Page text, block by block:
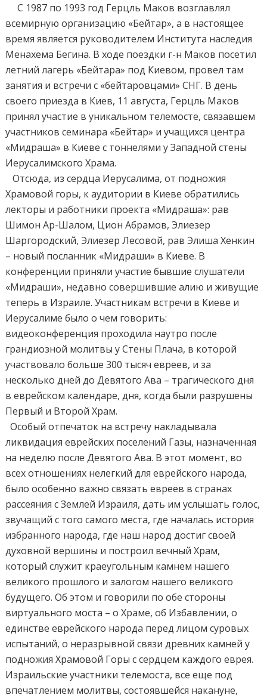
С 1987 по 1993 год Герцль Маков возглавлял
всемирную организацию «Бейтар», а в настоящее
время является руководителем Института наследия
Менахема Бегина. В ходе поездки г-н Маков посетил
летний лагерь «Бейтара» под Киевом, провел там
занятия и встречи с «бейтаровцами» СНГ. В день
своего приезда в Киев, 11 августа, Герцль Маков
принял участие в уникальном телемосте, связавшем
участников семинара «Бейтар» и учащихся центра
«Мидраша» в Киеве с тоннелями у Западной стены
Иерусалимского Храма.
Отсюда, из сердца Иерусалима, от подножия
Храмовой горы, к аудитории в Киеве обратились
лекторы и работники проекта «Мидраша»: рав
Шимон Ар-Шалом, Цион Абрамов, Элиезер
Шаргородский, Элиезер Лесовой, рав Элиша Хенкин
– новый посланник «Мидраши» в Киеве. В
конференции приняли участие бывшие слушатели
«Мидраши», недавно совершившие алию и живущие
теперь в Израиле. Участникам встречи в Киеве и
Иерусалиме было о чем говорить:
видеоконференция проходила наутро после
грандиозной молитвы у Стены Плача, в которой
участвовало больше 300 тысяч евреев, и за
несколько дней до Девятого Ава – трагического дня
в еврейском календаре, дня, когда были разрушены
Первый и Второй Храм.
Особый отпечаток на встречу накладывала
ликвидация еврейских поселений Газы, назначенная
на неделю после Девятого Ава. В этот момент, во
всех отношениях нелегкий для еврейского народа,
было особенно важно связать евреев в странах
рассеяния с Землей Израиля, дать им услышать голос,
звучащий с того самого места, где началась история
избранного народа, где наш народ достиг своей
духовной вершины и построил вечный Храм,
который служит краеугольным камнем нашего
великого прошлого и залогом нашего великого
будущего. Об этом и говорили по обе стороны
виртуального моста – о Храме, об Избавлении, о
единстве еврейского народа перед лицом суровых
испытаний, о неразрывной связи древних камней у
подножия Храмовой Горы с сердцем каждого еврея.
Израильские участники телемоста, все еще под
впечатлением молитвы, состоявшейся накануне,